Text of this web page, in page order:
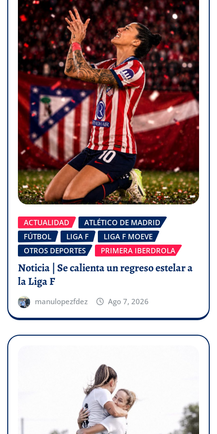
ACTUALIDAD
ATLÉTICO DE MADRID
FÚTBOL
LIGA F
LIGA F MOEVE
OTROS DEPORTES
PRIMERA IBERDROLA
Noticia | Se calienta un regreso estelar a
la Liga F
manulopezfdez Ago 7, 2026